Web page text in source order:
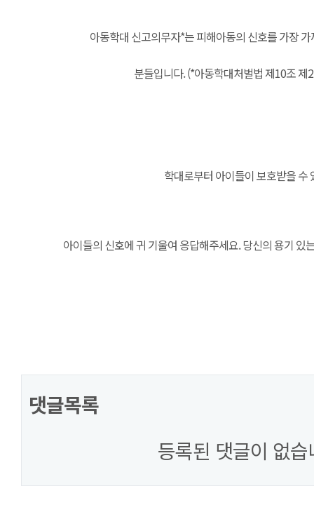
아동학대 신고의무자*는 피해아동의 신호를 가장
분들입니다. (*아동학대처벌법 제10조 제
학대로부터 아이들이 보호받을 수
아이들의 신호에 귀 기울여 응답해주세요. 당신의 용기 있
댓글목록
등록된 댓글이 없습